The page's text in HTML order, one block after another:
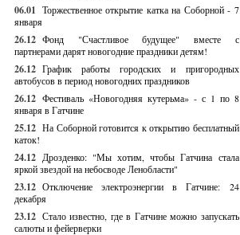
06.01 Торжественное открытие катка на Соборной - 7
января
26.12 Фонд "Счастливое будущее" вместе с
партнерами дарят новогодние праздники детям!
26.12 График работы городских и пригородных
автобусов в период новогодних праздников
26.12 Фестиваль «Новогодняя кутерьма» - с 1 по 8
января в Гатчине
25.12 На Соборной готовится к открытию бесплатный
каток!
24.12 Дрозденко: "Мы хотим, чтобы Гатчина стала
яркой звездой на небосводе Ленобласти"
23.12 Отключение электроэнергии в Гатчине: 24
декабря
23.12 Стало известно, где в Гатчине можно запускать
салюты и фейерверки